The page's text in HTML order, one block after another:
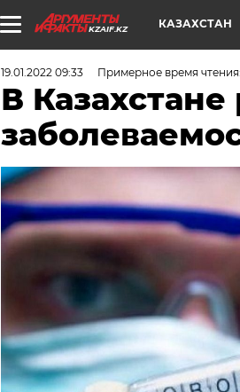
KZAIF.KZ КАЗАХСТАН
19.01.2022 09:33 Примерное время
В